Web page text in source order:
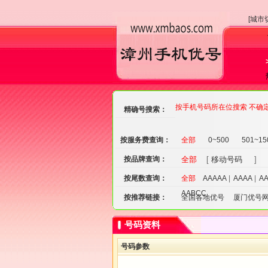
[城
精确号搜索： 按手机号码所在位搜索 不确
按服务费查询： 全部 0~500
按品牌查询： 全部 [ 移动号码 ]
按尾数查询： 全部 AAAAA AAAA
AABCC
按推荐链接： 全国各地优号 厦门优号
号码资料
号码参数